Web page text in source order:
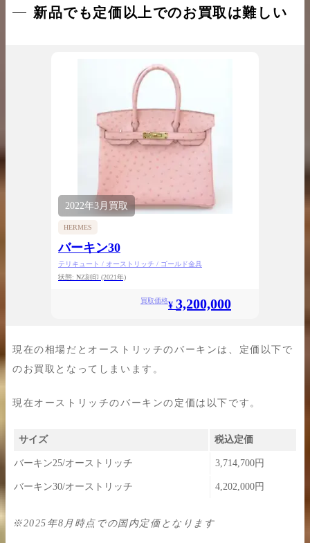
新品でも定価以上でのお買取は難しい
2022年3月 買取
HERMES
バーキン30
テリキュート / オーストリッチ / ゴールド金具
状態: NZ刻印 (2021年)
買取価格¥ 3,200,000
現在の相場だとオーストリッチのバーキンは、定価以下で
のお買取となってしまいます。
現在オーストリッチのバーキンの定価は以下です。
サイズ 税込定価
バーキン25/オーストリッチ 3,714,700円
バーキン30/オーストリッチ 4,202,000円
※2025年8月時点での国内定価となります